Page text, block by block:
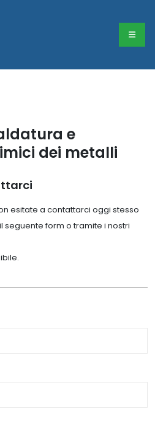
e
dei metalli
esitate a contattarci oggi stesso
form o tramite i nostri